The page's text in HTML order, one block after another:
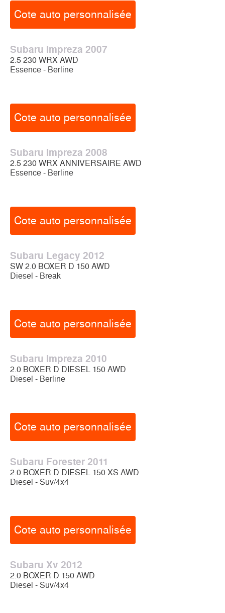
Cote auto personnalisée
Subaru Impreza 2007
2.5 230 WRX AWD
Essence - Berline
Cote auto personnalisée
Subaru Impreza 2008
2.5 230 WRX ANNIVERSAIRE AWD
Essence - Berline
Cote auto personnalisée
Subaru Legacy 2012
SW 2.0 BOXER D 150 AWD
Diesel - Break
Cote auto personnalisée
Subaru Impreza 2010
2.0 BOXER D DIESEL 150 AWD
Diesel - Berline
Cote auto personnalisée
Subaru Forester 2011
2.0 BOXER D DIESEL 150 XS AWD
Diesel - Suv/4x4
Cote auto personnalisée
Subaru Xv 2012
2.0 BOXER D 150 AWD
Diesel - Suv/4x4